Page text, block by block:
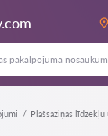
Plašsaziņas